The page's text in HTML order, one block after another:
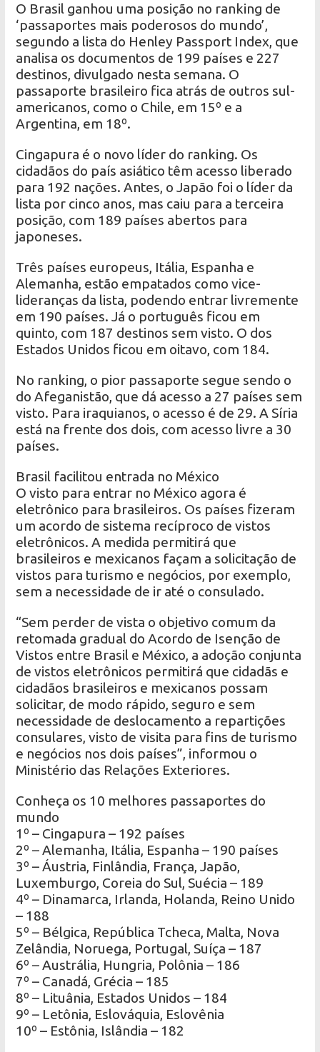
O Brasil ganhou uma posição no ranking de
‘passaportes mais poderosos do mundo’,
segundo a lista do Henley Passport Index, que
analisa os documentos de 199 países e 227
destinos, divulgado nesta semana. O
passaporte brasileiro fica atrás de outros sul-
americanos, como o Chile, em 15º e a
Argentina, em 18º.
Cingapura é o novo líder do ranking. Os
cidadãos do país asiático têm acesso liberado
para 192 nações. Antes, o Japão foi o líder da
lista por cinco anos, mas caiu para a terceira
posição, com 189 países abertos para
japoneses.
Três países europeus, Itália, Espanha e
Alemanha, estão empatados como vice-
lideranças da lista, podendo entrar livremente
em 190 países. Já o português ficou em
quinto, com 187 destinos sem visto. O dos
Estados Unidos ficou em oitavo, com 184.
No ranking, o pior passaporte segue sendo o
do Afeganistão, que dá acesso a 27 países sem
visto. Para iraquianos, o acesso é de 29. A Síria
está na frente dos dois, com acesso livre a 30
países.
Brasil facilitou entrada no México
O visto para entrar no México agora é
eletrônico para brasileiros. Os países fizeram
um acordo de sistema recíproco de vistos
eletrônicos. A medida permitirá que
brasileiros e mexicanos façam a solicitação de
vistos para turismo e negócios, por exemplo,
sem a necessidade de ir até o consulado.
“Sem perder de vista o objetivo comum da
retomada gradual do Acordo de Isenção de
Vistos entre Brasil e México, a adoção conjunta
de vistos eletrônicos permitirá que cidadãs e
cidadãos brasileiros e mexicanos possam
solicitar, de modo rápido, seguro e sem
necessidade de deslocamento a repartições
consulares, visto de visita para fins de turismo
e negócios nos dois países”, informou o
Ministério das Relações Exteriores.
Conheça os 10 melhores passaportes do
mundo
1º – Cingapura – 192 países
2º – Alemanha, Itália, Espanha – 190 países
3º – Áustria, Finlândia, França, Japão,
Luxemburgo, Coreia do Sul, Suécia – 189
4º – Dinamarca, Irlanda, Holanda, Reino Unido
– 188
5º – Bélgica, República Tcheca, Malta, Nova
Zelândia, Noruega, Portugal, Suíça – 187
6º – Austrália, Hungria, Polônia – 186
7º – Canadá, Grécia – 185
8º – Lituânia, Estados Unidos – 184
9º – Letônia, Eslováquia, Eslovênia
10º – Estônia, Islândia – 182